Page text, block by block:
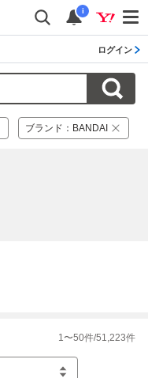
i
ログイン
ブランド ： BANDAI
1〜50件/51,223件